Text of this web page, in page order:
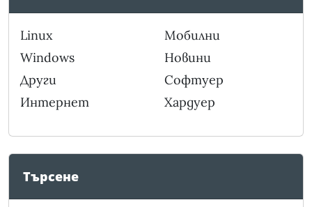
Linux
Windows
Други
Интернет
Мобилни
Новини
Софтуер
Хардуер
Търсене